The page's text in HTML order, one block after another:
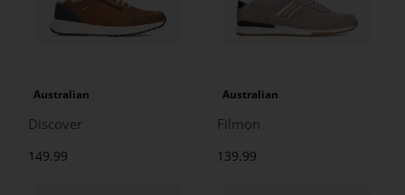
Australian
Discover
149.99
Australian
Filmon
139.99